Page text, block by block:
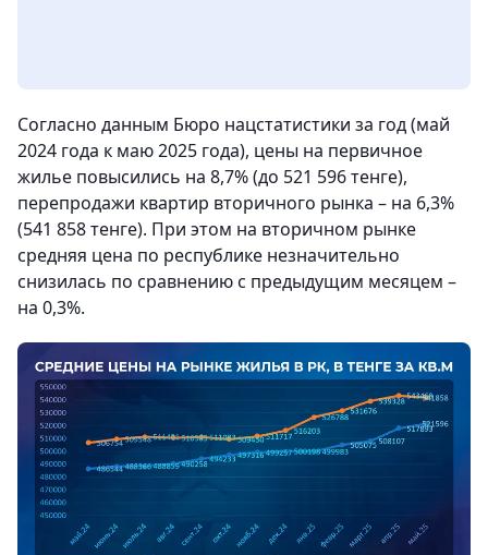
Согласно данным Бюро нацстатистики за год (май
2024 года к маю 2025 года), цены на первичное
жилье повысились на 8,7% (до 521 596 тенге),
перепродажи квартир вторичного рынка – на 6,3%
(541 858 тенге). При этом на вторичном рынке
средняя цена по республике незначительно
снизилась по сравнению с предыдущим месяцем –
на 0,3%.